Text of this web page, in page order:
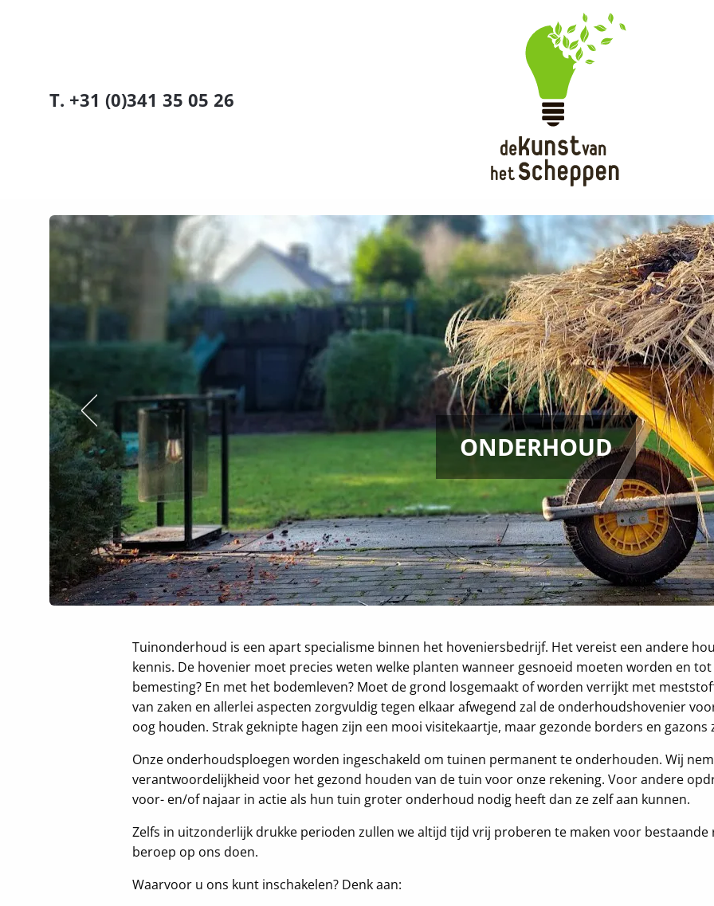
T. +31 (0)341 35 05 26
ONDERHOUD
Tuinonderhoud is een apart specialisme binnen het hoveniersbedrijf. Het vereist een andere
kennis. De hovenier moet precies weten welke planten wanneer gesnoeid moeten worden en
bemesting? En met het bodemleven? Moet de grond losgemaakt of worden verrijkt met
van zaken en allerlei aspecten zorgvuldig tegen elkaar afwegend zal de onderhoudshovenier
oog houden. Strak geknipte hagen zijn een mooi visitekaartje, maar gezonde borders en
Onze onderhoudsploegen worden ingeschakeld om tuinen permanent te onderhouden. Wij
verantwoordelijkheid voor het gezond houden van de tuin voor onze rekening. Voor andere
voor- en/of najaar in actie als hun tuin groter onderhoud nodig heeft dan ze zelf aan kunnen.
Zelfs in uitzonderlijk drukke perioden zullen we altijd tijd vrij proberen te maken voor
beroep op ons doen.
Waarvoor u ons kunt inschakelen? Denk aan: